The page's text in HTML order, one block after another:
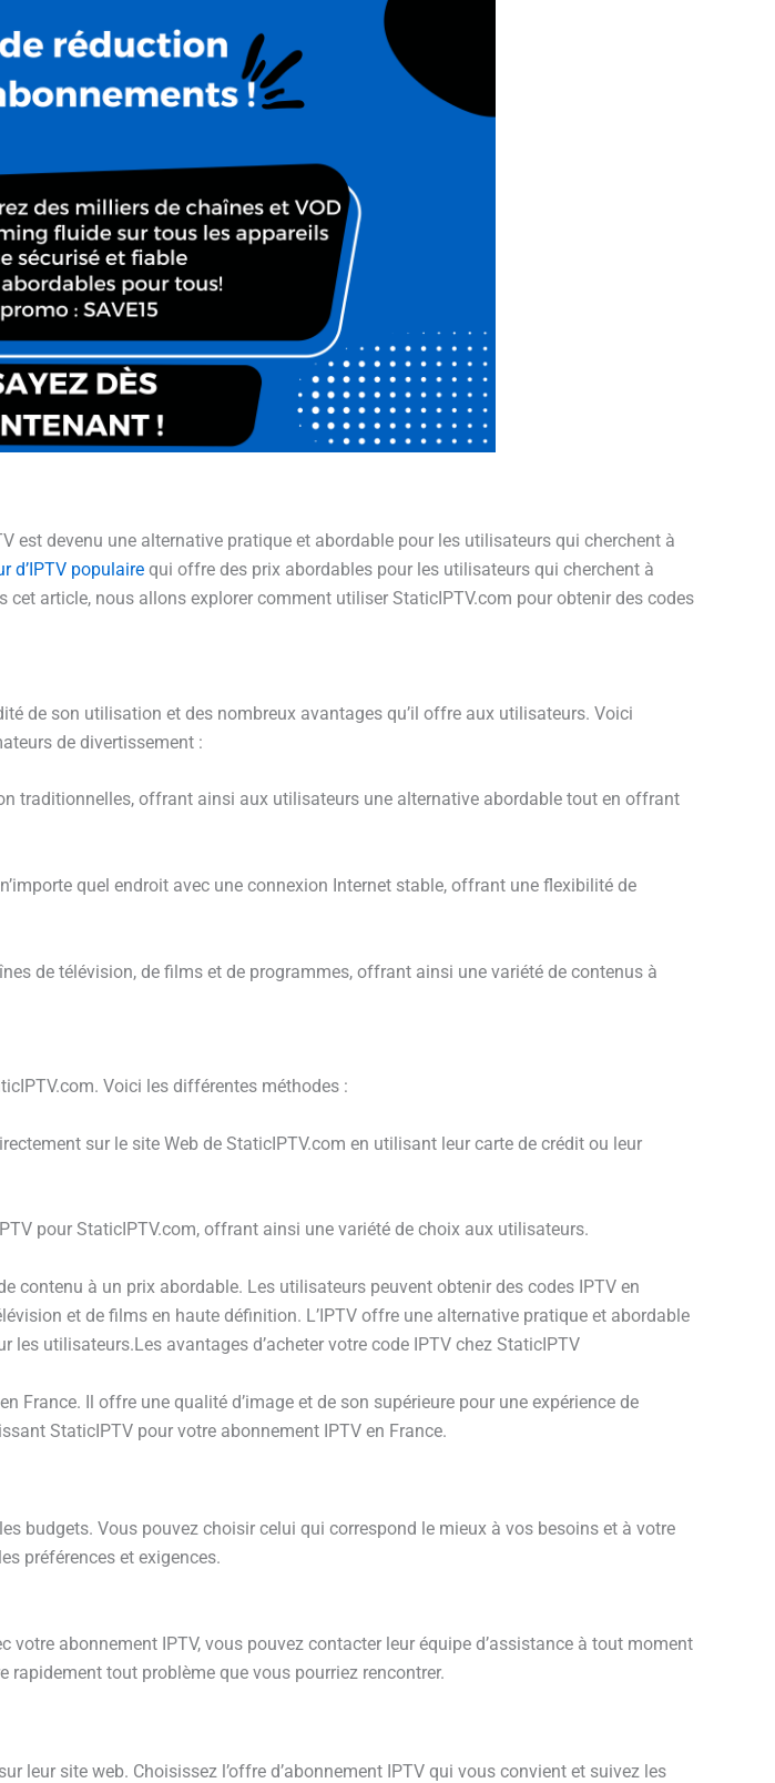
est devenu une alternative pratique et abordable pour les utilisateurs qui cherchent à
d’IPTV populaire qui offre des prix abordables pour les utilisateurs qui cherchent à
article, nous allons explorer comment utiliser StaticIPTV.com pour obtenir des codes
de son utilisation et des nombreux avantages qu’il offre aux utilisateurs. Voici
de divertissement :
traditionnelles, offrant ainsi aux utilisateurs une alternative abordable tout en offrant
quel endroit avec une connexion Internet stable, offrant une flexibilité de
de télévision, de films et de programmes, offrant ainsi une variété de contenus à
Voici les différentes méthodes :
sur le site Web de StaticIPTV.com en utilisant leur carte de crédit ou leur
pour StaticIPTV.com, offrant ainsi une variété de choix aux utilisateurs.
contenu à un prix abordable. Les utilisateurs peuvent obtenir des codes IPTV en
et de films en haute définition. L’IPTV offre une alternative pratique et abordable
utilisateurs.Les avantages d’acheter votre code IPTV chez StaticIPTV
France. Il offre une qualité d’image et de son supérieure pour une expérience de
StaticIPTV pour votre abonnement IPTV en France.
budgets. Vous pouvez choisir celui qui correspond le mieux à vos besoins et à votre
préférences et exigences.
abonnement IPTV, vous pouvez contacter leur équipe d’assistance à tout moment
rapidement tout problème que vous pourriez rencontrer.
leur site web. Choisissez l’offre d’abonnement IPTV qui vous convient et suivez les